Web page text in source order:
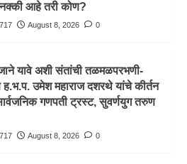
नक्की आहे तरी कोण?
August 8, 2026
0
यावे अशी संतांची तळमळपरभणी-
उमेश महाराज दशरथे यांचे कीर्तन
गणपती ट्रस्ट, सुवर्णयुग तरुण
August 8, 2026 0